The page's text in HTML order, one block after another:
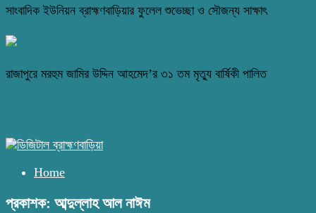
সাংবাদিক ইউনিয়ন ব্রাহ্মণবাড়িয়ার ফুলেল শুভেচ্ছা ও সৌজন্য সাক্ষাৎ
রাজাপুরে মরহুম জামির উদ্দিন আহমেদ’র ৩১ তম মৃত্যু বার্ষিকী পালিত
Home
প্রকাশক: আব্দুল্লাহ আল নাঈম